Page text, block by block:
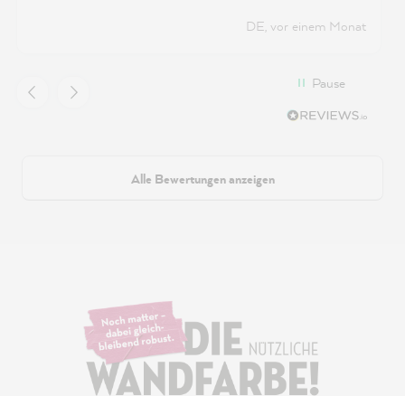
gewohnt sehr gut streichen und decktDE, vor einem Monat
Pause
Alle Bewertungen anzeigen